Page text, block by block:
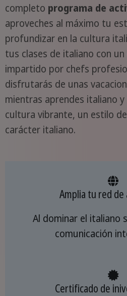
completo programa de
aproveches al máximo tu
profundizar en la cultura
tus clases de italiano con un
impartido por chefs
disfrutarás de unas
mientras aprendes italiano
cultura vibrante, un estilo
carácter italiano.
Amplia tu red de
Al dominar el italiano
comunicación
Certificado de